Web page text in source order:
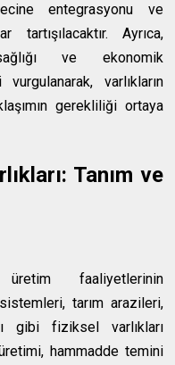
entegrasyonu ve
tartışılacaktır. Ayrıca,
ve ekonomik
varlıkların
gerekliliği ortaya
Tanım ve
faaliyetlerinin
tarım arazileri,
gibi fiziksel varlıkları
hammadde temini